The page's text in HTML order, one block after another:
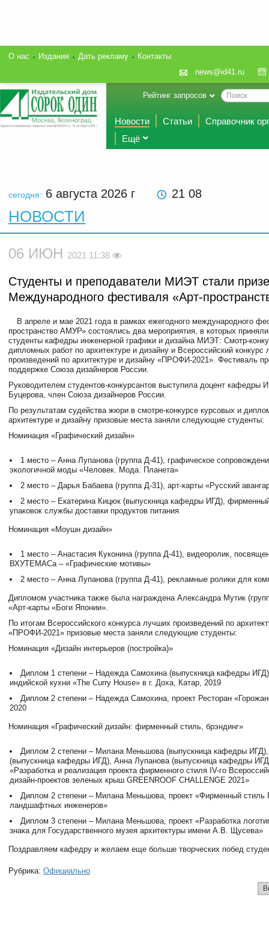
О нас Издания Дать рекламу
Контакты
news@id41.ru
Рейтинг запросов
Новости Статьи
Справочник
Ещё
сегодня: 6 августа 2026 г 21 08
НОВОСТИ
06 ИЮН 2021 11:38
Студенты и преподаватели МИЭТ стали
Международного фестиваля «Арт-
В апреле и мае 2021 года в рамках ежегодного международного
пространство АМУР» состоялись два мероприятия, в которых
студенты кафедры инженерной графики и дизайна МИЭТ: Смотр-
дипломных работ по архитектуре и дизайну и Всероссийский конкурс
произведений по архитектуре и дизайну «ПРОФИ-2021». Фестиваль
поддержке Союза дизайнеров России.
Руководителем студентов-конкурсантов выступила доцент кафедры
Буцерова, член Союза дизайнеров России.
По результатам судейства жюри в смотре-конкурсе курсовых и
архитектуре и дизайну призовые места заняли следующие студенты:
Номинация «Графический дизайн»
1 место – Анна Лупанова (группа Д-41), графическое
экологичной моды «Человек. Мода. Планета»
2 место – Дарья Бабаева (группа Д-31), арт-карты «Русский
2 место – Екатерина Кицюк (выпускница кафедры ИГД),
упаковок службы доставки продуктов питания
Номинация «Моушн дизайн»
1 место – Анастасия Куконина (группа Д-41), видеоролик,
ВХУТЕМАСа – «Графические мотивы»
2 место – Анна Лупанова (группа Д-41), рекламные ролики для
Дипломом участника также была награждена Александра Мутик
«Арт-карты «Боги Японии».
По итогам Всероссийского конкурса лучших произведений по
«ПРОФИ-2021» призовые места заняли следующие студенты:
Номинация «Дизайн интерьеров (постройка)»
Диплом 1 степени – Надежда Самохина (выпускница кафедры
индийской кухни «The Curry House» в г. Доха, Катар, 2019
Диплом 2 степени – Надежда Самохина, проект Ресторан
2020
Номинация «Графический дизайн: фирменный стиль, брэндинг»
Диплом 2 степени – Милана Меньшова (выпускница кафедры
(выпускница кафедры ИГД), Анна Лупанова (выпускница кафедры
«Разработка и реализация проекта фирменного стиля IV-го
дизайн-проектов зеленых крыш GREENROOF CHALLENGE 2021»
Диплом 2 степени – Милана Меньшова, проект «Фирменный стиль
ландшафтных инженеров»
Диплом 3 степени – Милана Меньшова, проект «Разработка
знака для Государственного музея архитектуры имени А.В. Щусева»
Поздравляем кафедру и желаем еще больше творческих побед
Рубрика: Официально